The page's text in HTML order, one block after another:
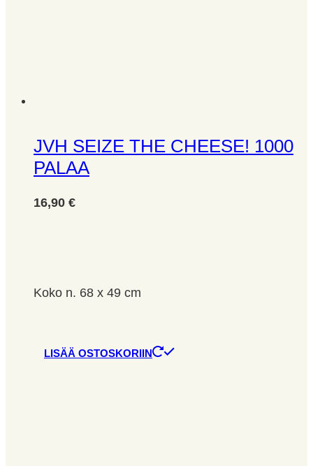
JVH SEIZE THE CHEESE! 1000
PALAA
16,90 €
Koko n. 68 x 49 cm
LISÄÄ OSTOSKORIIN